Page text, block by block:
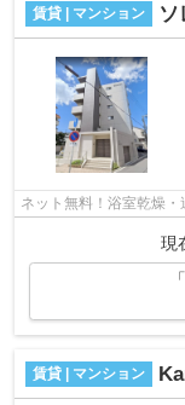
賃貸 | マンション ソ
ネット無料！浴室乾燥
現
賃貸 | マンション